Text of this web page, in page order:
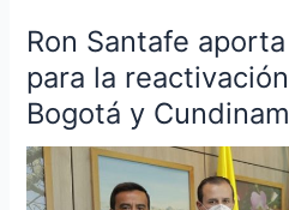
Ron Santafe
para la
Bogotá y
Ron
Santafe
aporta
$600
millones
para